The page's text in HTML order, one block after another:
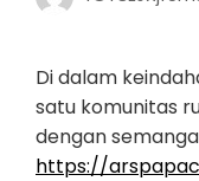
Di dalam
satu komunitas
dengan
https://